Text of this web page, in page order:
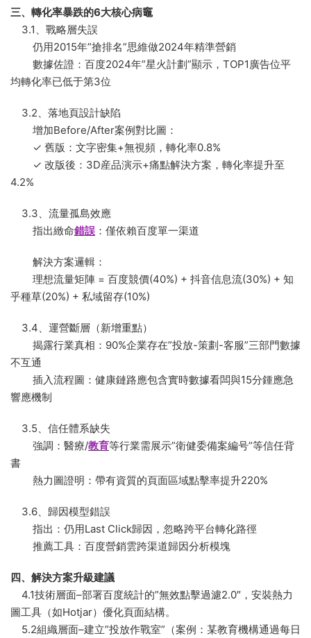
三、轉化率暴跌的6大核心病竈
3.1、戰略層失誤
仍用2015年”搶排名”思維做2024年精準營銷
數據佐證：百度2024年”星火計劃”顯示，TOP1廣告位平
均轉化率已低于第3位
3.2、落地頁設計缺陷
增加Before/After案例對比圖：
✓ 舊版：文字密集+無視頻，轉化率0.8%
✓ 改版後：3D産品演示+痛點解決方案，轉化率提升至
4.2%
3.3、流量孤島效應
指出緻命錯誤 ：僅依賴百度單一渠道
解決方案邏輯：
理想流量矩陣 = 百度競價(40%) + 抖音信息流(30%) + 知
乎種草(20%) + 私域留存(10%)
3.4、運營斷層（新增重點）
揭露行業真相：90%企業存在”投放-策劃-客服”三部門數據
不互通
插入流程圖：健康鏈路應包含實時數據看闆與15分鍾應急
響應機制
3.5、信任體系缺失
強調：醫療/教育等行業需展示”衛健委備案編号”等信任背
書
熱力圖證明：帶有資質的頁面區域點擊率提升220%
3.6、歸因模型錯誤
指出：仍用Last Click歸因，忽略跨平台轉化路徑
推薦工具：百度營銷雲跨渠道歸因分析模塊
四、解決方案升級建議
4.1技術層面–部署百度統計的”無效點擊過濾2.0″，安裝熱力
圖工具（如Hotjar）優化頁面結構。
5.2組織層面–建立”投放作戰室”（案例：某教育機構通過每日